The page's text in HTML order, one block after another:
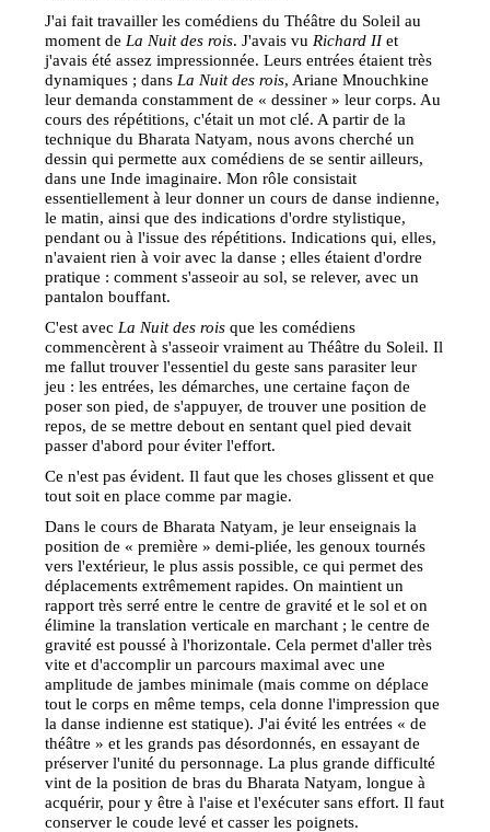
J'ai fait travailler les comédiens du Théâtre du Soleil au
moment de La Nuit des rois. J'avais vu Richard IIet
j'avais été assez impressionnée. Leurs entrées étaient très
dynamiques ; dans La Nuit des rois, Ariane Mnouchkine
leur demanda constamment de « dessiner » leur corps. Au
cours des répétitions, c'était un mot clé. A partir de la
technique du Bharata Natyam, nous avons cherché un
dessin qui permette aux comédiens de se sentir ailleurs,
dans une Inde imaginaire. Mon rôle consistait
essentiellement à leur donner un cours de danse indienne,
le matin, ainsi que des indications d'ordre stylistique,
pendant ou à l'issue des répétitions. Indications qui, elles,
n'avaient rien à voir avec la danse ; elles étaient d'ordre
pratique : comment s'asseoir au sol, se relever, avec un
pantalon bouffant.
C'est avec La Nuit des rois que les comédiens
commencèrent à s'asseoir vraiment au Théâtre du Soleil. Il
me fallut trouver l'essentiel du geste sans parasiter leur
jeu : les entrées, les démarches, une certaine façon de
poser son pied, de s'appuyer, de trouver une position de
repos, de se mettre debout en sentant quel pied devait
passer d'abord pour éviter l'effort.
Ce n'est pas évident. Il faut que les choses glissent et que
tout soit en place comme par magie.
Dans le cours de Bharata Natyam, je leur enseignais la
position de « première » demi-pliée, les genoux tournés
vers l'extérieur, le plus assis possible, ce qui permet des
déplacements extrêmement rapides. On maintient un
rapport très serré entre le centre de gravité et le sol et on
élimine la translation verticale en marchant ; le centre de
gravité est poussé à l'horizontale. Cela permet d'aller très
vite et d'accomplir un parcours maximal avec une
amplitude de jambes minimale (mais comme on déplace
tout le corps en même temps, cela donne l'impression que
la danse indienne est statique). J'ai évité les entrées « de
théâtre » et les grands pas désordonnés, en essayant de
préserver l'unité du personnage. La plus grande difficulté
vint de la position de bras du Bharata Natyam, longue à
acquérir, pour y être à l'aise et l'exécuter sans effort. Il faut
conserver le coude levé et casser les poignets.